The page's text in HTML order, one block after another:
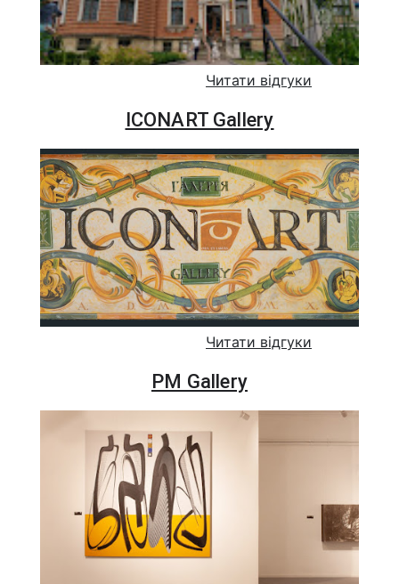
Читати відгуки
ICONART Gallery
Читати відгуки
PM Gallery